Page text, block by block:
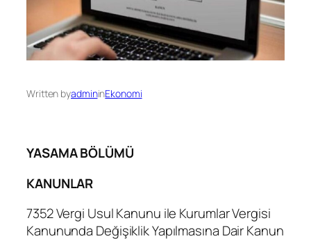
Written byadmininEkonomi
YASAMA BÖLÜMÜ
KANUNLAR
7352 Vergi Usul Kanunu ile Kurumlar Vergisi
Kanununda Değişiklik Yapılmasına Dair Kanun